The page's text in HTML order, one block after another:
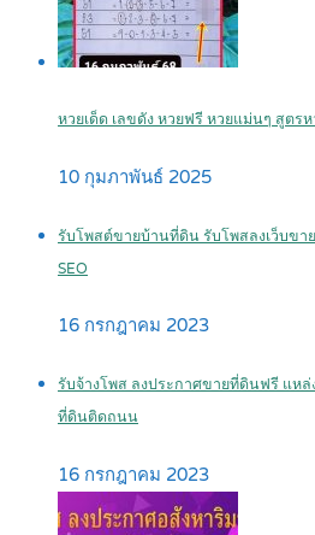
หวยเด็ด เลขดัง หวยฟรี หวยแม่นๆ สูต
10 กุมภาพันธ์ 2025
รับโพสต์ขายบ้านที่ดิน รับโพสลงเว็บขา
SEO
16 กรกฎาคม 2023
รับจ้างโพส ลงประกาศขายที่ดินฟรี แห
ที่ดินติดถนน
16 กรกฎาคม 2023